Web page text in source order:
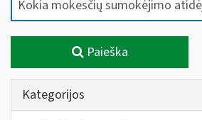
Paieška
Kategorijos